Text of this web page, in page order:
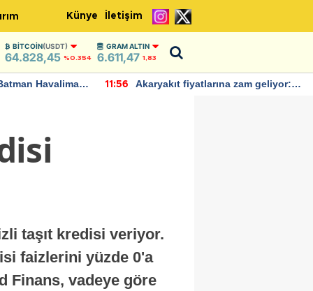
Künye İletişim
BITCOIN(USDT)
64.828,45 %0.354
GRAM ALTIN
6.611,47 1,83
Havalimanı
11:56
Akaryakıt fiyatlarına zam geliyor:
taşıt kredisi veriyor.
faizlerini yüzde 0'a
Finans, vadeye göre